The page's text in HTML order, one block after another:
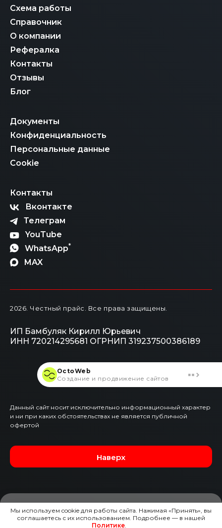
Схема работы
Справочник
О компании
Рефералка
Контакты
Отзывы
Блог
Документы
Конфиденциальность
Персональные данные
Cookie
Контакты
Вконтакте
Телеграм
YouTube
WhatsApp*
MAX
2026. Честный прайс. Все права защищены.
ИП Бамбуляк Кирилл Юрьевич
ИНН 720214295681 ОГРНИП 319237500386189
Данный сайт носит исключительно информационный характер
и ни при каких обстоятельствах не является публичной
офертой
Наверх
OctoWeb
Создание и продвижение сайтов
Мы используем cookie для работы сайта. Нажимая «Принять», вы
соглашаетесь с их использованием. Подробнее — в нашей
Политике.
ЗАЯВКА НА ЭТОТ АВТО